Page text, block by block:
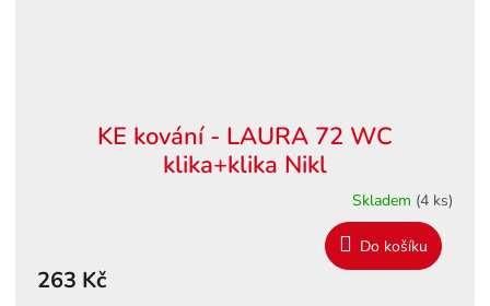
KE kování - LAURA 72 WC
klika+klika Nikl
Skladem (4 ks)
263 Kč
Do košíku